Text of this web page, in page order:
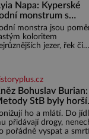
Napa: Kyperské
monstrum s
monstra jsou
koloritem
jezer, řek či
pozornost
turi
Bohuslav Burian:
StB byly horší
gestapácké
ho a mlátí. Do
přidávají drogy,
pořádně vyspat a